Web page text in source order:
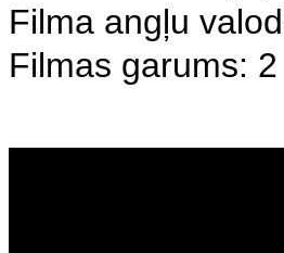
Filma angļu
Filmas garums: